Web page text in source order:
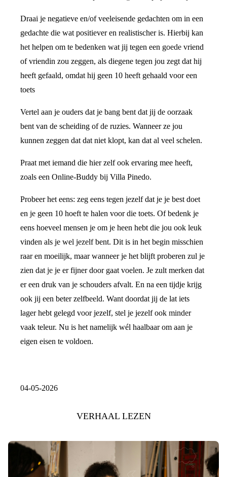
Draai je negatieve en/of veeleisende gedachten om in een
gedachte die wat positiever en realistischer is. Hierbij kan
het helpen om te bedenken wat jij tegen een goede vriend
of vriendin zou zeggen, als diegene tegen jou zegt dat hij
heeft gefaald, omdat hij geen 10 heeft gehaald voor een
toets
Vertel aan je ouders dat je bang bent dat jij de oorzaak
bent van de scheiding of de ruzies. Wanneer ze jou
kunnen zeggen dat dat niet klopt, kan dat al veel schelen.
Praat met iemand die hier zelf ook ervaring mee heeft,
zoals een Online-Buddy bij Villa Pinedo.
Probeer het eens: zeg eens tegen jezelf dat je je best doet
en je geen 10 hoeft te halen voor die toets. Of bedenk je
eens hoeveel mensen je om je heen hebt die jou ook leuk
vinden als je wel jezelf bent. Dit is in het begin misschien
raar en moeilijk, maar wanneer je het blijft proberen zul je
zien dat je je er fijner door gaat voelen. Je zult merken dat
er een druk van je schouders afvalt. En na een tijdje krijg
ook jij een beter zelfbeeld. Want doordat jij de lat iets
lager hebt gelegd voor jezelf, stel je jezelf ook minder
vaak teleur. Nu is het namelijk wél haalbaar om aan je
eigen eisen te voldoen.
04-05-2026
VERHAAL LEZEN